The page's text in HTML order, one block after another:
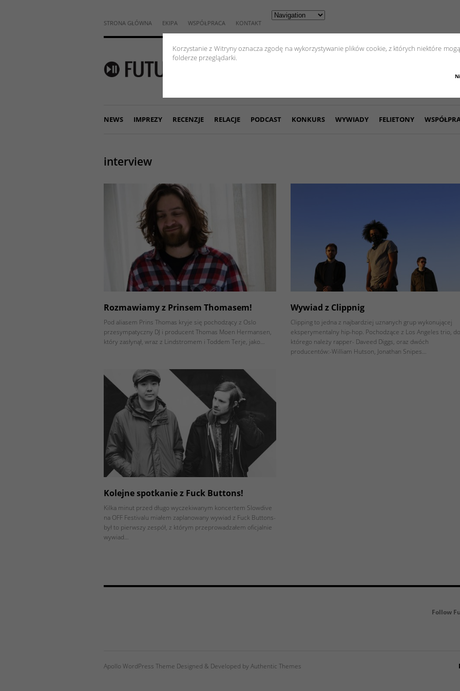
Korzystanie z Witryny oznacza zgodę na wykorzystywanie plików cookie, z których niektóre
folderze przeglądarki.
STRONA GŁÓWNA EKIPA WSPÓŁPRACA KONTAKT
NEWS IMPREZY RECENZJE RELACJE PODCAST KONKURS WYWIADY FELIETONY
interview
Rozmawiamy z Prinsem Thomasem!
Pod aliasem Prins Thomas kryje się pochodzący z Oslo
przesympatyczny DJ i producent Thomas Moen Hermansen,
który zasłynął, wraz z Lindstromem i Toddem Terje, jako…
Wywiad z Clippnig
Clipping to jedna z najbardziej uznanych grup wykonującej
eksperymentalny hip-hop. Pochodzące z Los Angeles trio,
którego należy rapper- Daveed Diggs, oraz dwóch
producentów:-William Hutson, Jonathan Snipes…
Kolejne spotkanie z Fuck Buttons!
Kilka minut przed długo wyczekiwanym koncertem Slowdive
na OFF Festivalu miałem zaplanowany wywiad z Fuck Buttons-
był to pierwszy zespół, z którym przeprowadzałem oficjalnie
wywiad…
Follow
Apollo WordPress Theme Designed & Developed by Authentic Themes